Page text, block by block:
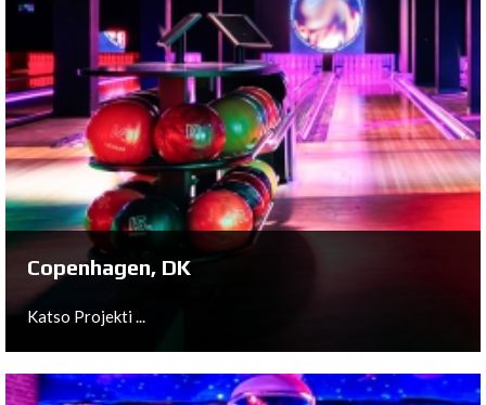
Eersel, NL
Katso Projekti ...
Copenhagen, DK
Katso Projekti ...